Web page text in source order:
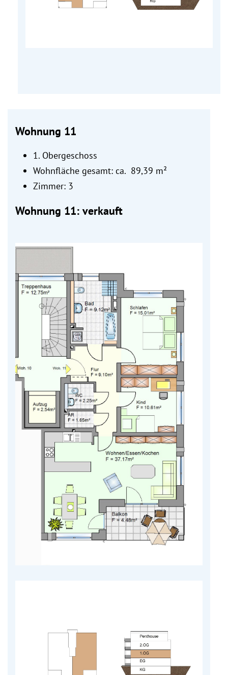
Wohnung 11
1. Obergeschoss
Wohnfläche gesamt: ca. 89,39 m²
Zimmer: 3
Wohnung 11: verkauft